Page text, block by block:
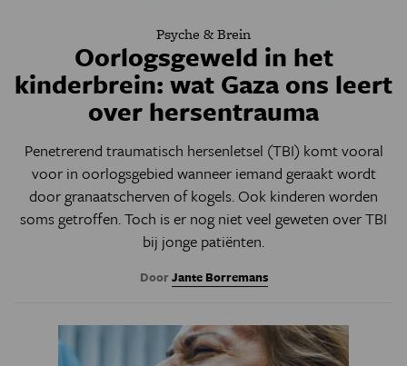
Psyche & Brein
Oorlogsgeweld in het
kinderbrein: wat Gaza ons leert
over hersentrauma
Penetrerend traumatisch hersenletsel (TBI) komt vooral
voor in oorlogsgebied wanneer iemand geraakt wordt
door granaatscherven of kogels. Ook kinderen worden
soms getroffen. Toch is er nog niet veel geweten over TBI
bij jonge patiënten.
DoorJante Borremans